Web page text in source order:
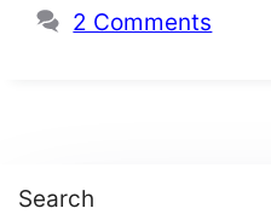
2 Comments
Search